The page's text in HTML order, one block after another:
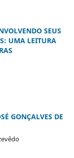
SEUS
UMA LEITURA
GONÇALVES DE